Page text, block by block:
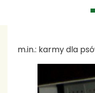
m.in.: karmy dla